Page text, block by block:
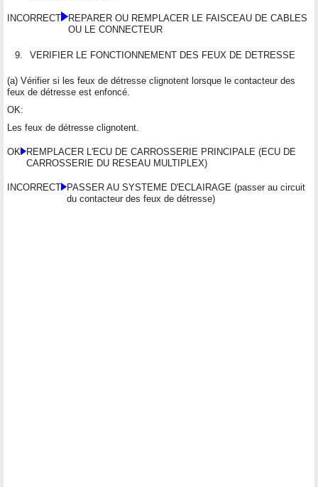
INCORRECT
REPARER OU REMPLACER LE FAISCEAU DE CABLES
OU LE CONNECTEUR
9. VERIFIER LE FONCTIONNEMENT DES FEUX DE DETRESSE
(a) Vérifier si les feux de détresse clignotent lorsque le contacteur des
feux de détresse est enfoncé.
OK:
Les feux de détresse clignotent.
OK
REMPLACER L'ECU DE CARROSSERIE PRINCIPALE (ECU DE
CARROSSERIE DU RESEAU MULTIPLEX)
INCORRECT
PASSER AU SYSTEME D'ECLAIRAGE (passer au circuit
du contacteur des feux de détresse)